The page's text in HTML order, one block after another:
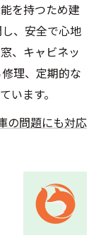
を持つため建
、安全で心地
、キャビネッ
理、定期的な
います。
の問題にも対応